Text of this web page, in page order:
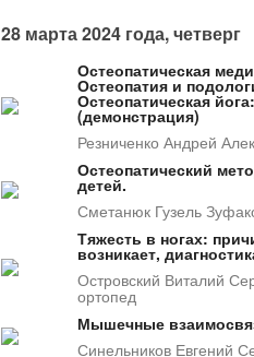
28 марта 2024 года, четверг
Остеопатическая
Остеопатия и
Остеопатическая
(демонстрация)
Резниченко Андрей
Остеопатический
детей.
Сметанюк Гузель
Тяжесть в ногах:
возникает,
Островский Виталий
ортопед
Мышечные
Синельников Евгений